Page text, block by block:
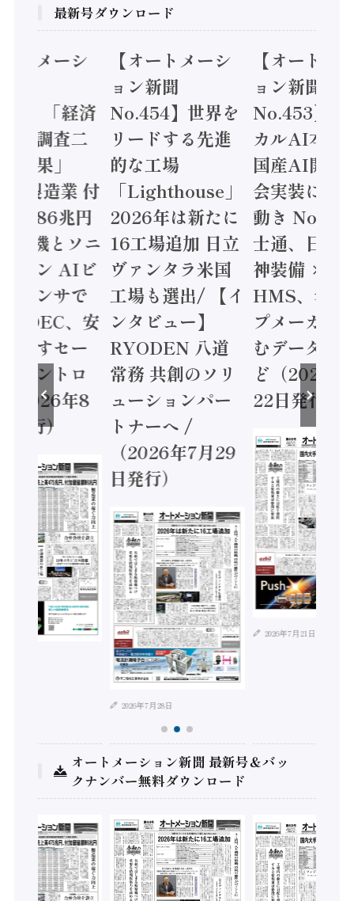
最新号ダウンロード
トメーシ
】「経済
態調査二
結果」
年製造業 付
額86兆円
電機とソニ
コン AIビ
センサで
/ IDEC、安
かすセー
コントロ
2026年8
発行）
【オートメーシ
ョン新聞
No.454】世界を
リードする先進
的な工場
「Lighthouse」
2026年は新たに
16工場追加 日立
ヴァンタラ米国
工場も選出/ 【イ
ンタビュー】
RYODEN 八道
常務 共創のソリ
ューションパー
トナーへ /
（2026年7月29
日発行）
2026年7月28日
【オートメ
ョン新聞
No.453】フ
カルAI本格
国産AI開発
会実装に活
動き
士通、日立
神装備 ×
HMS、老舗
プメーカー
むデータ活
ど（2026年
22日発行）
2026年7月21日
オートメーション新聞 最新号＆バッ
クナンバー無料ダウンロード